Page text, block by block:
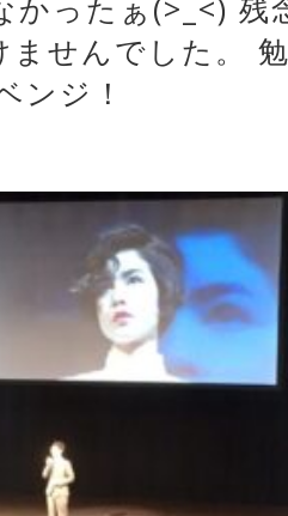
かったぁ(>_<) 残
ませんでした。
ンジ！